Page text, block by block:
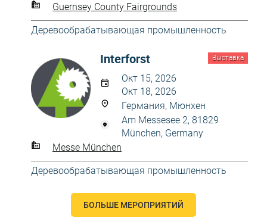
Guernsey County Fairgrounds
Деревообрабатывающая промышленность
Выставка
Interforst
Окт 15, 2026
Окт 18, 2026
Германия, Мюнхен
Am Messesee 2, 81829
München, Germany
Messe München
Деревообрабатывающая промышленность
БОЛЬШЕ МЕРОПРИЯТИЙ